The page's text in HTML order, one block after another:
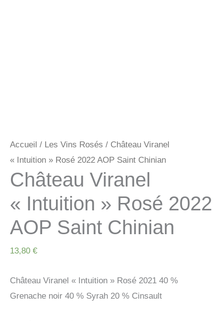
Accueil / Les Vins Rosés / Château Viranel
« Intuition » Rosé 2022 AOP Saint Chinian
Château Viranel
« Intuition » Rosé 2022
AOP Saint Chinian
13,80 €
Château Viranel « Intuition » Rosé 2021 40 %
Grenache noir 40 % Syrah 20 % Cinsault